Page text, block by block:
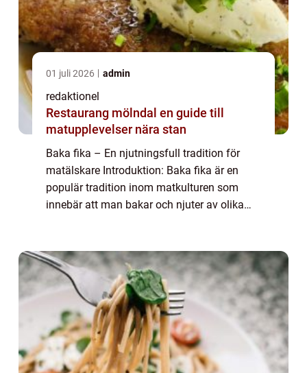
01 juli 2026 admin
redaktionel
Restaurang mölndal en guide till
matupplevelser nära stan
Baka fika – En njutningsfull tradition för
matälskare Introduktion: Baka fika är en
populär tradition inom matkulturen som
innebär att man bakar och njuter av olika